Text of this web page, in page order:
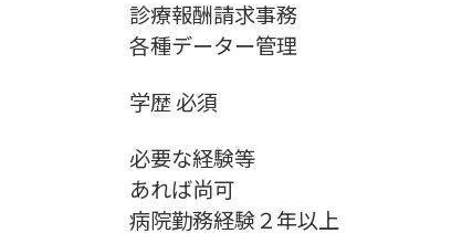
診療報酬請求事務
各種データー管理
学歴 必須
必要な経験等
あれば尚可
病院勤務経験２年以上